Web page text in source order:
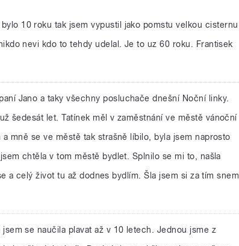
bylo 10 roku tak jsem vypustil jako pomstu velkou cisternu
nevi kdo to tehdy udelal. Je to uz 60 roku. Frantisek
Jano a taky všechny posluchače dnešní Noční linky.
šedesát let. Tatínek měl v zaměstnání ve městě vánoční
a mně se ve městě tak strašně líbilo, byla jsem naprosto
chtěla v tom městě bydlet. Splnilo se mi to, našla
a celý život tu až dodnes bydlím. Šla jsem si za tím snem
jsem se naučila plavat až v 10 letech. Jednou jsme z